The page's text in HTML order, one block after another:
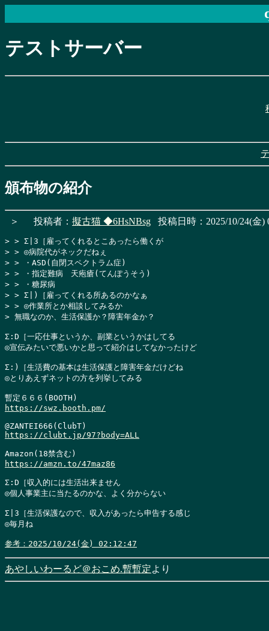
テストサーバー
頒布物の紹介
＞ 投稿者： 擬古猫 ◆6HsNBsg 投稿日時：2025/10/24(金)
> > Σ|3［雇ってくれるとこあったら働くが
> > ◎病院代がネックだねぇ
> > ・ASD(自閉スペクトラム症)
> > ・指定難病　天疱瘡(てんぽうそう)
> > ・糖尿病
> > Σ|)［雇ってくれる所あるのかなぁ
> > ◎作業所とか相談してみるか
> 無職なのか、生活保護か？障害年金か？
Σ:D［一応仕事というか、副業というかはしてる
◎宣伝みたいで悪いかと思って紹介はしてなかったけど
Σ:)［生活費の基本は生活保護と障害年金だけどね
◎とりあえずネットの方を列挙してみる
https://swz.booth.pm/
https://clubt.jp/97?body=ALL
https://amzn.to/47maz86
Σ:D［収入的には生活出来ません
◎個人事業主に当たるのかな、よく分からない
Σ|3［生活保護なので、収入があったら申告する感じ
◎毎月ね
参考：2025/10/24(金) 02:12:47
あやしいわーるど＠おこめ.暫暫定より